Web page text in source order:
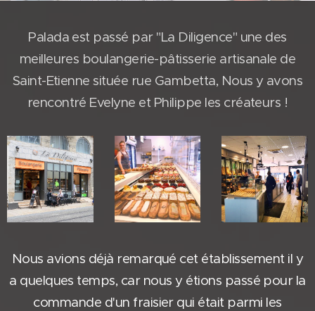
Palada est passé par "La Diligence" une des
meilleures boulangerie-pâtisserie artisanale de
Saint-Etienne située rue Gambetta, Nous y avons
rencontré Evelyne et Philippe les créateurs !
Nous avions déjà remarqué cet établissement il y
a quelques temps, car nous y étions passé pour la
commande d'un fraisier qui était parmi les